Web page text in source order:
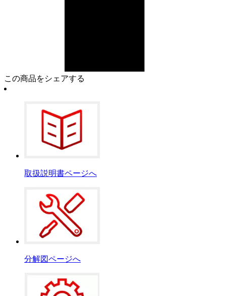
この商品をシェアする
取扱説明書ページへ
分解図ページへ